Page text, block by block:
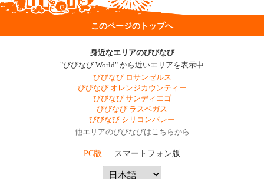
このページのトップへ
身近なエリアのびびなび
"びびなび World" から近いエリアを表示中
びびなび ロサンゼルス
びびなび オレンジカウンティー
びびなび サンディエゴ
びびなび ラスベガス
びびなび シリコンバレー
他エリアのびびなびはこちらから
PC版 スマートフォン版